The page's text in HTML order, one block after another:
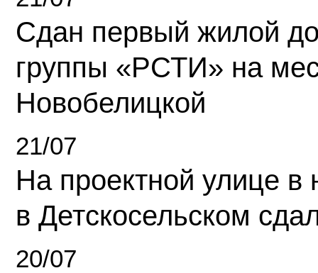
Сдан первый жилой
группы «РСТИ» на
Новобелицкой
21/07
На проектной улице
в Детскосельском
20/07